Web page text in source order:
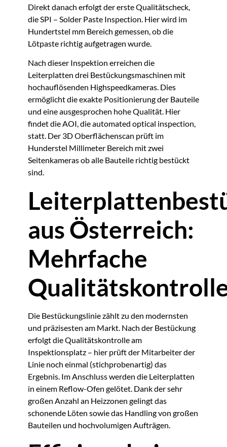
Direkt danach erfolgt der erste Qualitätscheck,
die SPI – Solder Paste Inspection. Hier wird im
Hundertstel mm Bereich gemessen, ob die
Lötpaste richtig aufgetragen wurde.
Nach dieser Inspektion erreichen die
Leiterplatten drei Bestückungsmaschinen mit
hochauflösenden Highspeedkameras. Dies
ermöglicht die exakte Positionierung der Bauteile
und eine ausgesprochen hohe Qualität. Hier
findet die AOI, die automated optical inspection,
statt. Der 3D Oberflächenscan prüft im
Hunderstel Millimeter Bereich mit zwei
Seitenkameras ob alle Bauteile richtig bestückt
sind.
aus Österreich:
Mehrfache
Die Bestückungslinie zählt zu den modernsten
und präzisesten am Markt. Nach der Bestückung
erfolgt die Qualitätskontrolle am
Inspektionsplatz – hier prüft der Mitarbeiter der
Linie noch einmal (stichprobenartig) das
Ergebnis. Im Anschluss werden die Leiterplatten
in einem Reflow-Ofen gelötet. Dank der sehr
großen Anzahl an Heizzonen gelingt das
schonende Löten sowie das Handling von großen
Bauteilen und hochvolumigen Aufträgen.